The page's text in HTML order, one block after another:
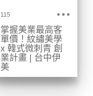
醫學等全方位美
業課程。可零卡
分期，學完直接
接軌就業與創
業，立即預約免
費1對1參觀諮
115
掌握美業最高客
單價！紋繡美學
x 韓式微刺青 創
業計畫 | 台中伊
美
台中規模最大立